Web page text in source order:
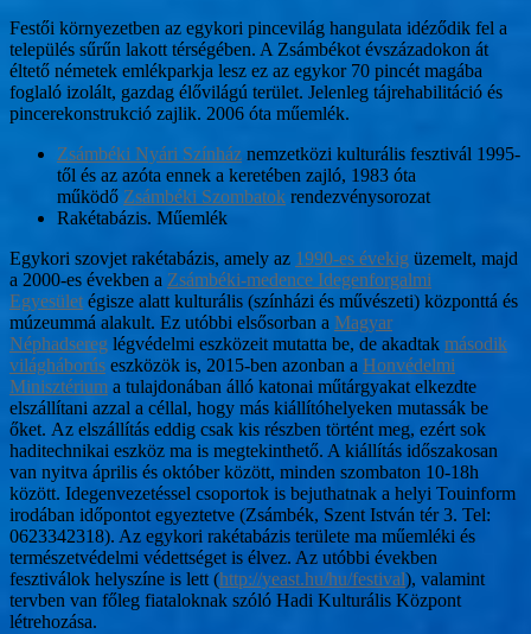
Festői környezetben az egykori pincevilág hangulata idéződik fel a
település sűrűn lakott térségében. A Zsámbékot évszázadokon át
éltető németek emlékparkja lesz ez az egykor 70 pincét magába
foglaló izolált, gazdag élővilágú terület. Jelenleg tájrehabilitáció és
pincerekonstrukció zajlik. 2006 óta műemlék.
Zsámbéki Nyári Színház nemzetközi kulturális fesztivál 1995-
től és az azóta ennek a keretében zajló, 1983 óta
működő Zsámbéki Szombatok rendezvénysorozat
Rakétabázis. Műemlék
Egykori szovjet rakétabázis, amely az 1990-es évekig üzemelt, majd
a 2000-es években a Zsámbéki-medence Idegenforgalmi
Egyesület égisze alatt kulturális (színházi és művészeti) központtá és
múzeummá alakult. Ez utóbbi elsősorban a Magyar
Néphadsereg légvédelmi eszközeit mutatta be, de akadtak második
világháborús eszközök is, 2015-ben azonban a Honvédelmi
Minisztérium a tulajdonában álló katonai műtárgyakat elkezdte
elszállítani azzal a céllal, hogy más kiállítóhelyeken mutassák be
őket. Az elszállítás eddig csak kis részben történt meg, ezért sok
haditechnikai eszköz ma is megtekinthető. A kiállítás időszakosan
van nyitva április és október között, minden szombaton 10-18h
között. Idegenvezetéssel csoportok is bejuthatnak a helyi Touinform
irodában időpontot egyeztetve (Zsámbék, Szent István tér 3. Tel:
0623342318). Az egykori rakétabázis területe ma műemléki és
természetvédelmi védettséget is élvez. Az utóbbi években
fesztiválok helyszíne is lett (http://yeast.hu/hu/festival), valamint
tervben van főleg fiataloknak szóló Hadi Kulturális Központ
létrehozása.